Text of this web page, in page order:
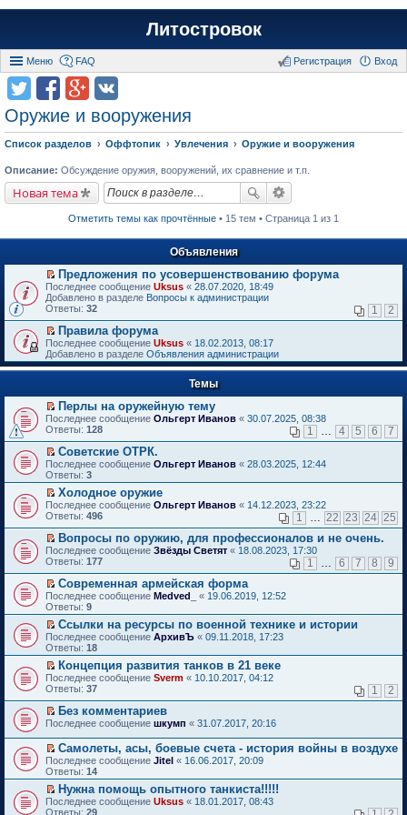
Литостровок
Меню FAQ Вход
Регистрация
Оружие и вооружения
Список разделов Оффтопик Увлечения Оружие и вооружения
Описание: Обсуждение оружия, вооружений, их сравнение и т.п.
Новая тема
Отметить темы как прочтённые • 15 тем • Страница 1 из 1
Объявления
П
е
р
й
т
и
к
п
в
о
м
у
н
е
п
р
о
ч
и
а
н
н
о
м
у
с
о
о
б
щ
е
н
и
ю
Предложения по усовершенствованию форума
Последнее сообщение Uksus « 28.07.2020, 18:49
Добавлено в разделе Вопросы к администрации
Ответы: 32 1 2
П
е
р
е
т
и
к
п
р
в
о
м
у
н
е
п
р
о
ч
т
а
н
н
о
м
у
с
о
о
б
щ
е
н
ю
Правила форума
Последнее сообщение Uksus « 18.02.2013, 08:17
Добавлено в разделе Объявления администрации
Темы
П
е
е
й
т
и
к
п
е
в
о
м
у
н
е
п
р
о
ч
и
т
а
н
н
о
м
у
о
о
б
щ
е
н
и
Перлы на оружейную тему
Последнее сообщение Ольгерт Иванов « 30.07.2025, 08:38
Ответы: 128 1 4 5 6 7
П
е
р
е
й
т
и
п
е
в
о
м
у
н
е
п
р
о
ч
и
т
а
н
о
м
у
с
о
о
б
Советские ОТРК.
Последнее сообщение Ольгерт Иванов « 28.03.2025, 12:44
Ответы: 3
П
е
е
й
т
и
к
п
е
р
в
о
м
у
н
е
п
р
о
ч
т
а
н
н
о
м
у
Холодное оружие
Последнее сообщение Ольгерт Иванов « 14.12.2023, 23:22
Ответы: 496 1 22 23 24 25
П
е
е
й
т
и
к
п
е
р
в
о
м
у
н
е
р
о
ч
и
т
а
н
Вопросы по оружию, для профессионалов и не очень.
Последнее сообщение Звёзды Светят « 18.08.2023, 17:30
Ответы: 177 1 6 7 8 9
П
е
р
е
й
т
и
к
п
е
р
в
о
у
н
е
п
р
о
ч
Современная армейская форма
Последнее сообщение Medved_ « 19.06.2019, 12:52
Ответы: 9
П
е
р
е
й
т
и
п
р
в
о
м
у
н
е
Ссылки на ресурсы по военной технике и истории
Последнее сообщение АрхивЪ « 09.11.2018, 17:23
Ответы: 18
П
е
е
й
т
и
к
п
е
р
в
о
Концепция развития танков в 21 веке
Последнее сообщение Sverm « 10.10.2017, 04:12
Ответы: 37 1 2
П
р
е
й
т
и
к
п
Без комментариев
Последнее сообщение шкумп « 31.07.2017, 20:16
П
е
р
е
й
т
Самолеты, асы, боевые счета - история войны в воздухе
Последнее сообщение Jitel « 16.06.2017, 20:09
Ответы: 14
П
е
Нужна помощь опытного танкиста!!!!!
Последнее сообщение Uksus « 18.01.2017, 08:43
Ответы: 29